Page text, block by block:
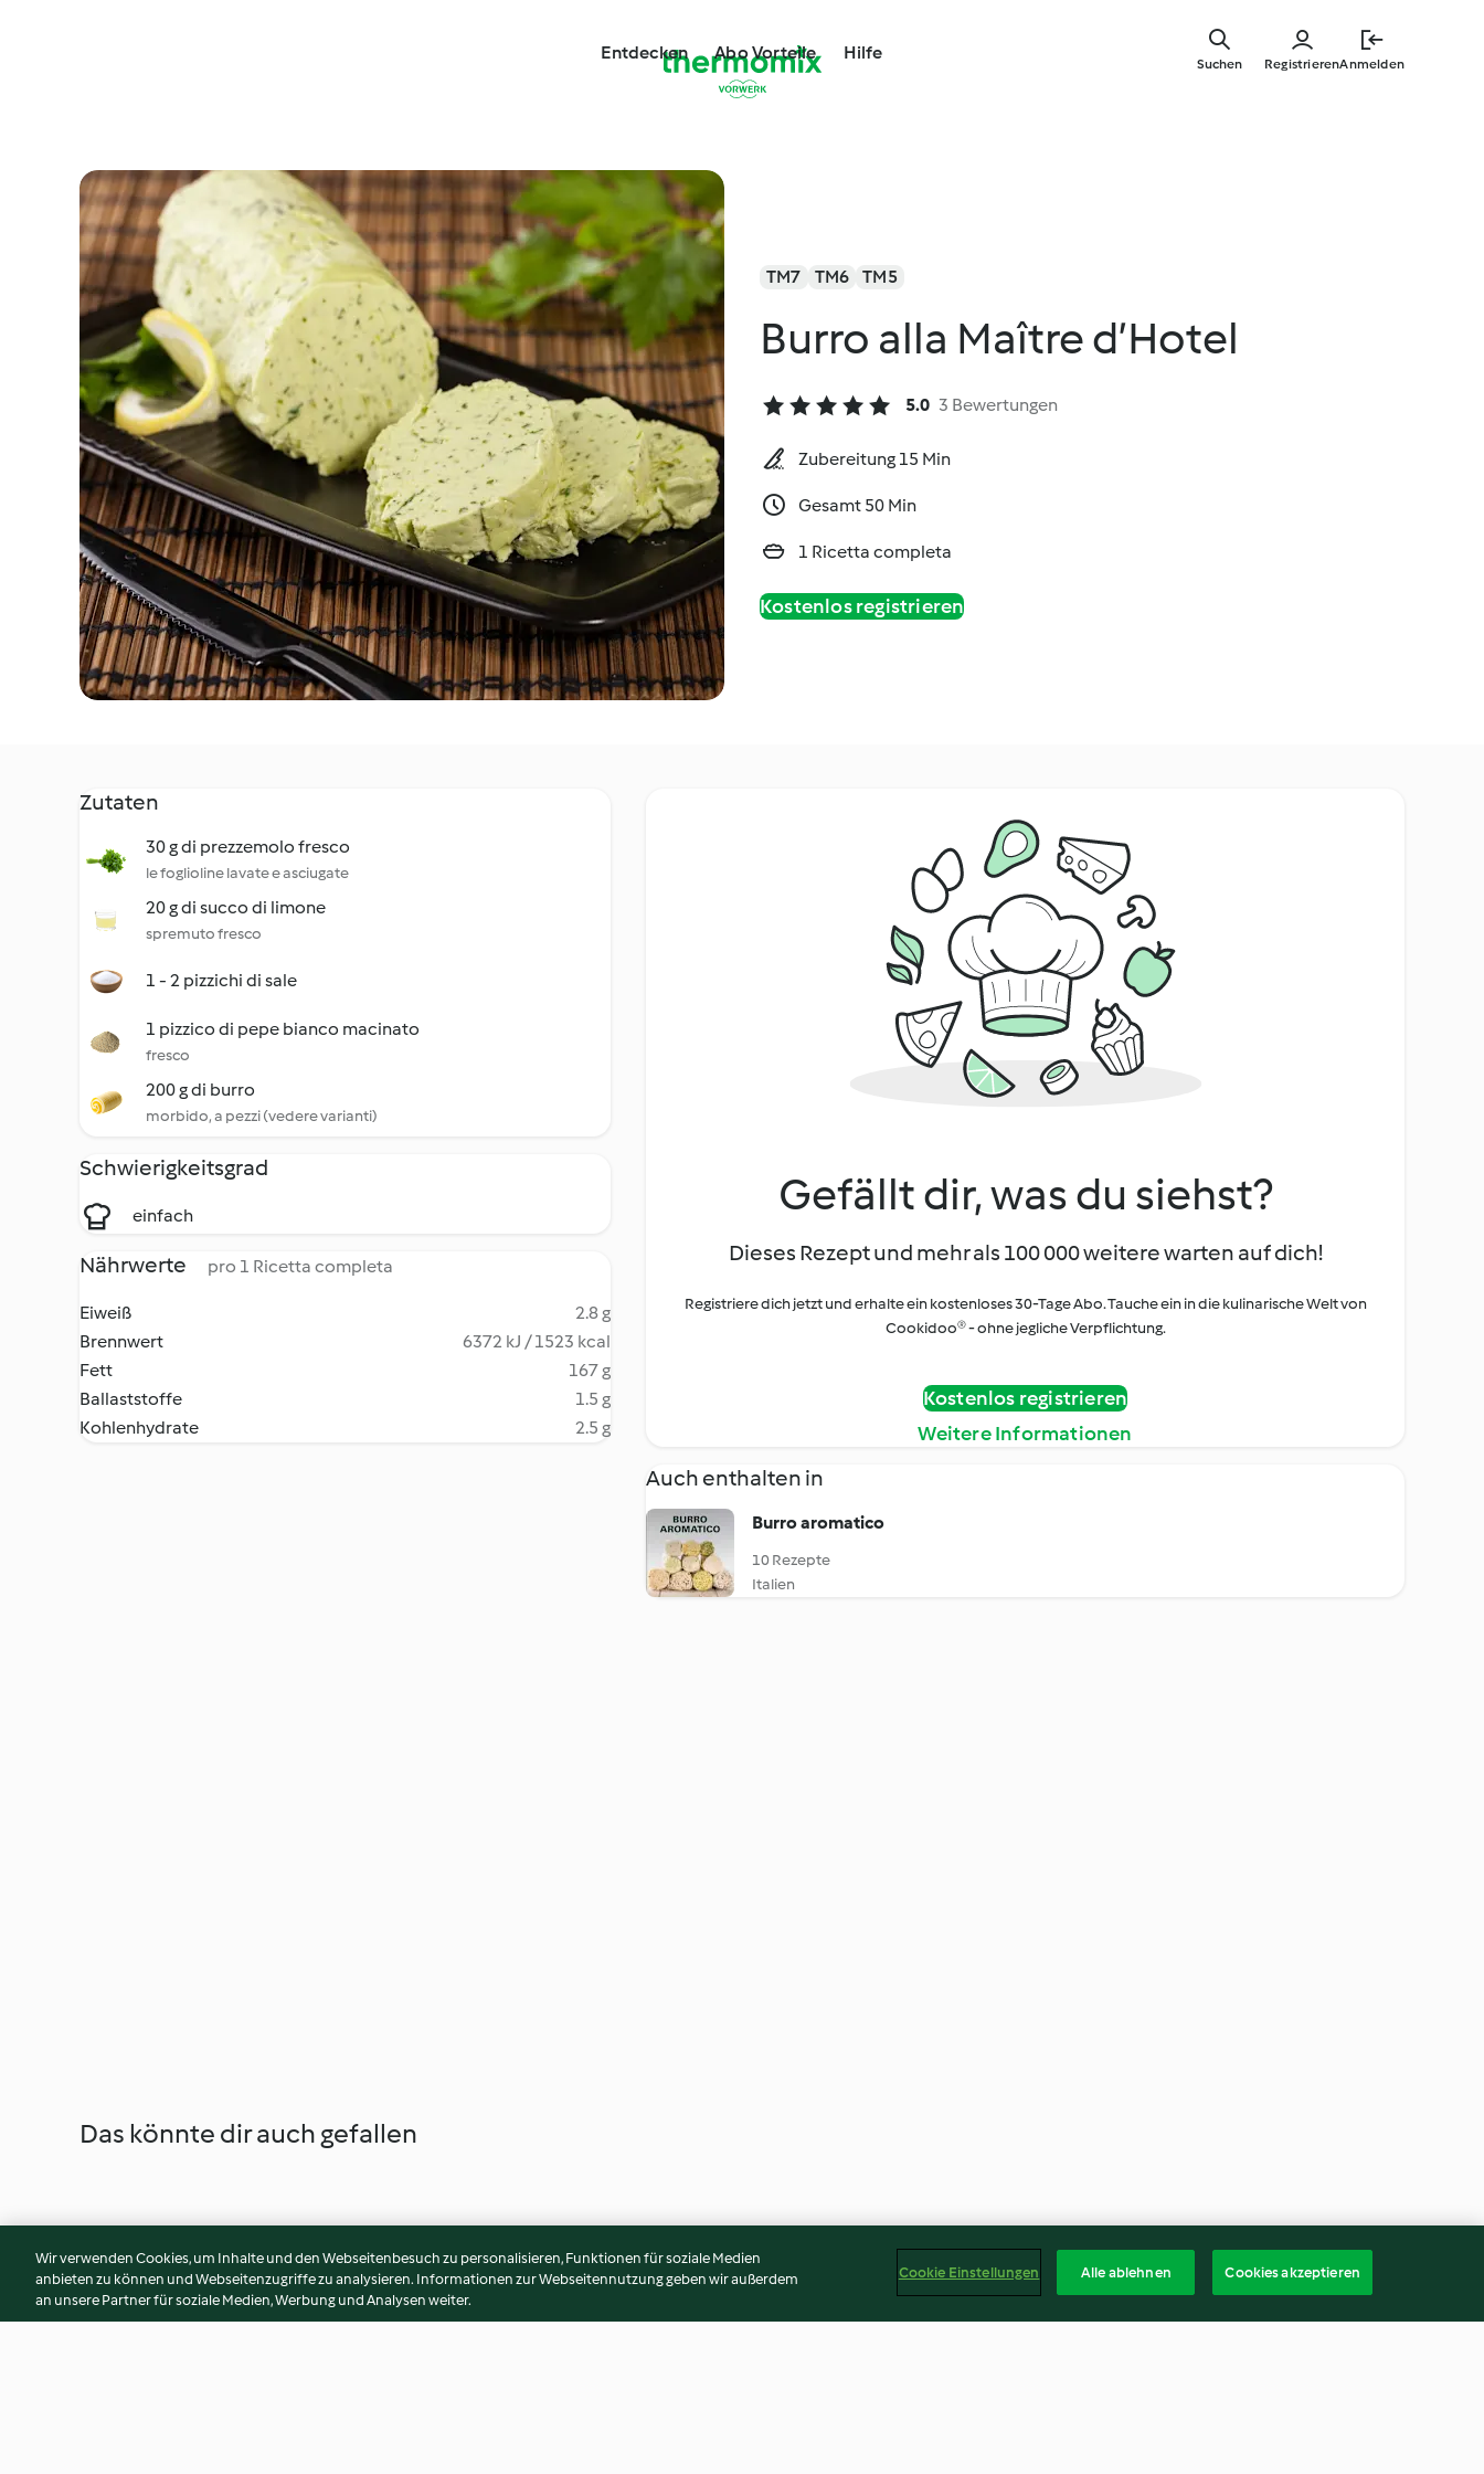
Entdecken Abo Vorteile Hilfe
RegistrierenAnmelden
Suchen
TM7 TM6 TM5
Burro alla Maître d’Hotel
5.0 3 Bewertungen
Zubereitung 15 Min
Gesamt 50 Min
1 Ricetta completa
Kostenlos registrieren
Zutaten
30 g di prezzemolo fresco
le foglioline lavate e asciugate
20 g di succo di limone
spremuto fresco
1 - 2 pizzichi di sale
1 pizzico di pepe bianco macinato
fresco
200 g di burro
morbido, a pezzi (vedere varianti)
Schwierigkeitsgrad
einfach
Nährwerte pro 1 Ricetta completa
Eiweiß
2.8 g
Brennwert
6372 kJ / 1523 kcal
Fett
167 g
Ballaststoffe
1.5 g
Kohlenhydrate
2.5 g
Gefällt dir, was du siehst?
Dieses Rezept und mehr als 100 000 weitere warten auf dich!
Registriere dich jetzt und erhalte ein kostenloses 30-Tage Abo. Tauche ein in die kulinarische Welt von
Cookidoo® - ohne jegliche Verpflichtung.
Kostenlos registrieren
Weitere Informationen
Auch enthalten in
Burro aromatico
10 Rezepte
Italien
Das könnte dir auch gefallen
Wir verwenden Cookies, um Inhalte und den Webseitenbesuch zu personalisieren, Funktionen für soziale Medien
anbieten zu können und Webseitenzugriffe zu analysieren. Informationen zur Webseitennutzung geben wir außerdem
an unsere Partner für soziale Medien, Werbung und Analysen weiter.
Cookie Einstellungen Alle ablehnen Cookies akzeptieren